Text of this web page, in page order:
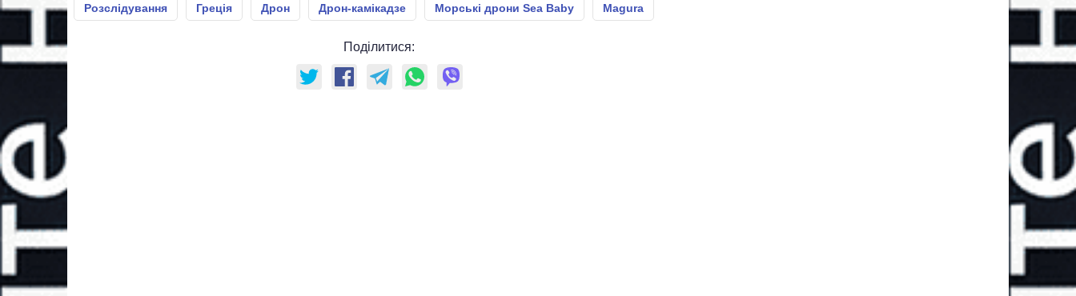
Розслідування Греція Дрон Дрон-камікадзе Морські дрони Sea Baby Magura
Поділитися: